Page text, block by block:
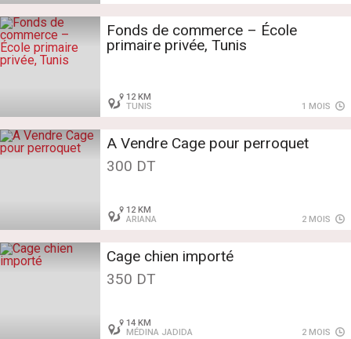
Fonds de commerce – École
primaire privée, Tunis
12 KM
TUNIS
1 MOIS
A Vendre Cage pour perroquet
300 DT
12 KM
ARIANA
2 MOIS
Cage chien importé
350 DT
14 KM
MÉDINA JADIDA
2 MOIS